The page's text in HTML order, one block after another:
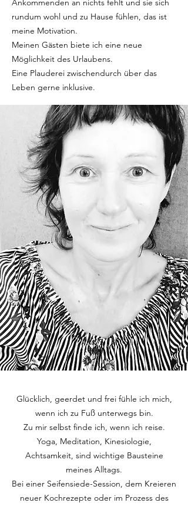
Ankommenden an nichts fehlt und sie sich
rundum wohl und zu Hause fühlen, das ist
meine Motivation.
Meinen Gästen biete ich eine neue
Möglichkeit des Urlaubens.
Eine Plauderei zwischendurch über das
Leben gerne inklusive.
Glücklich, geerdet und frei fühle ich mich,
wenn ich zu Fuß unterwegs bin.
Zu mir selbst finde ich, wenn ich reise.
Yoga, Meditation, Kinesiologie,
Achtsamkeit, sind wichtige Bausteine
meines Alltags.
Bei einer Seifensiede-Session, dem Kreieren
neuer Kochrezepte oder im Prozess des